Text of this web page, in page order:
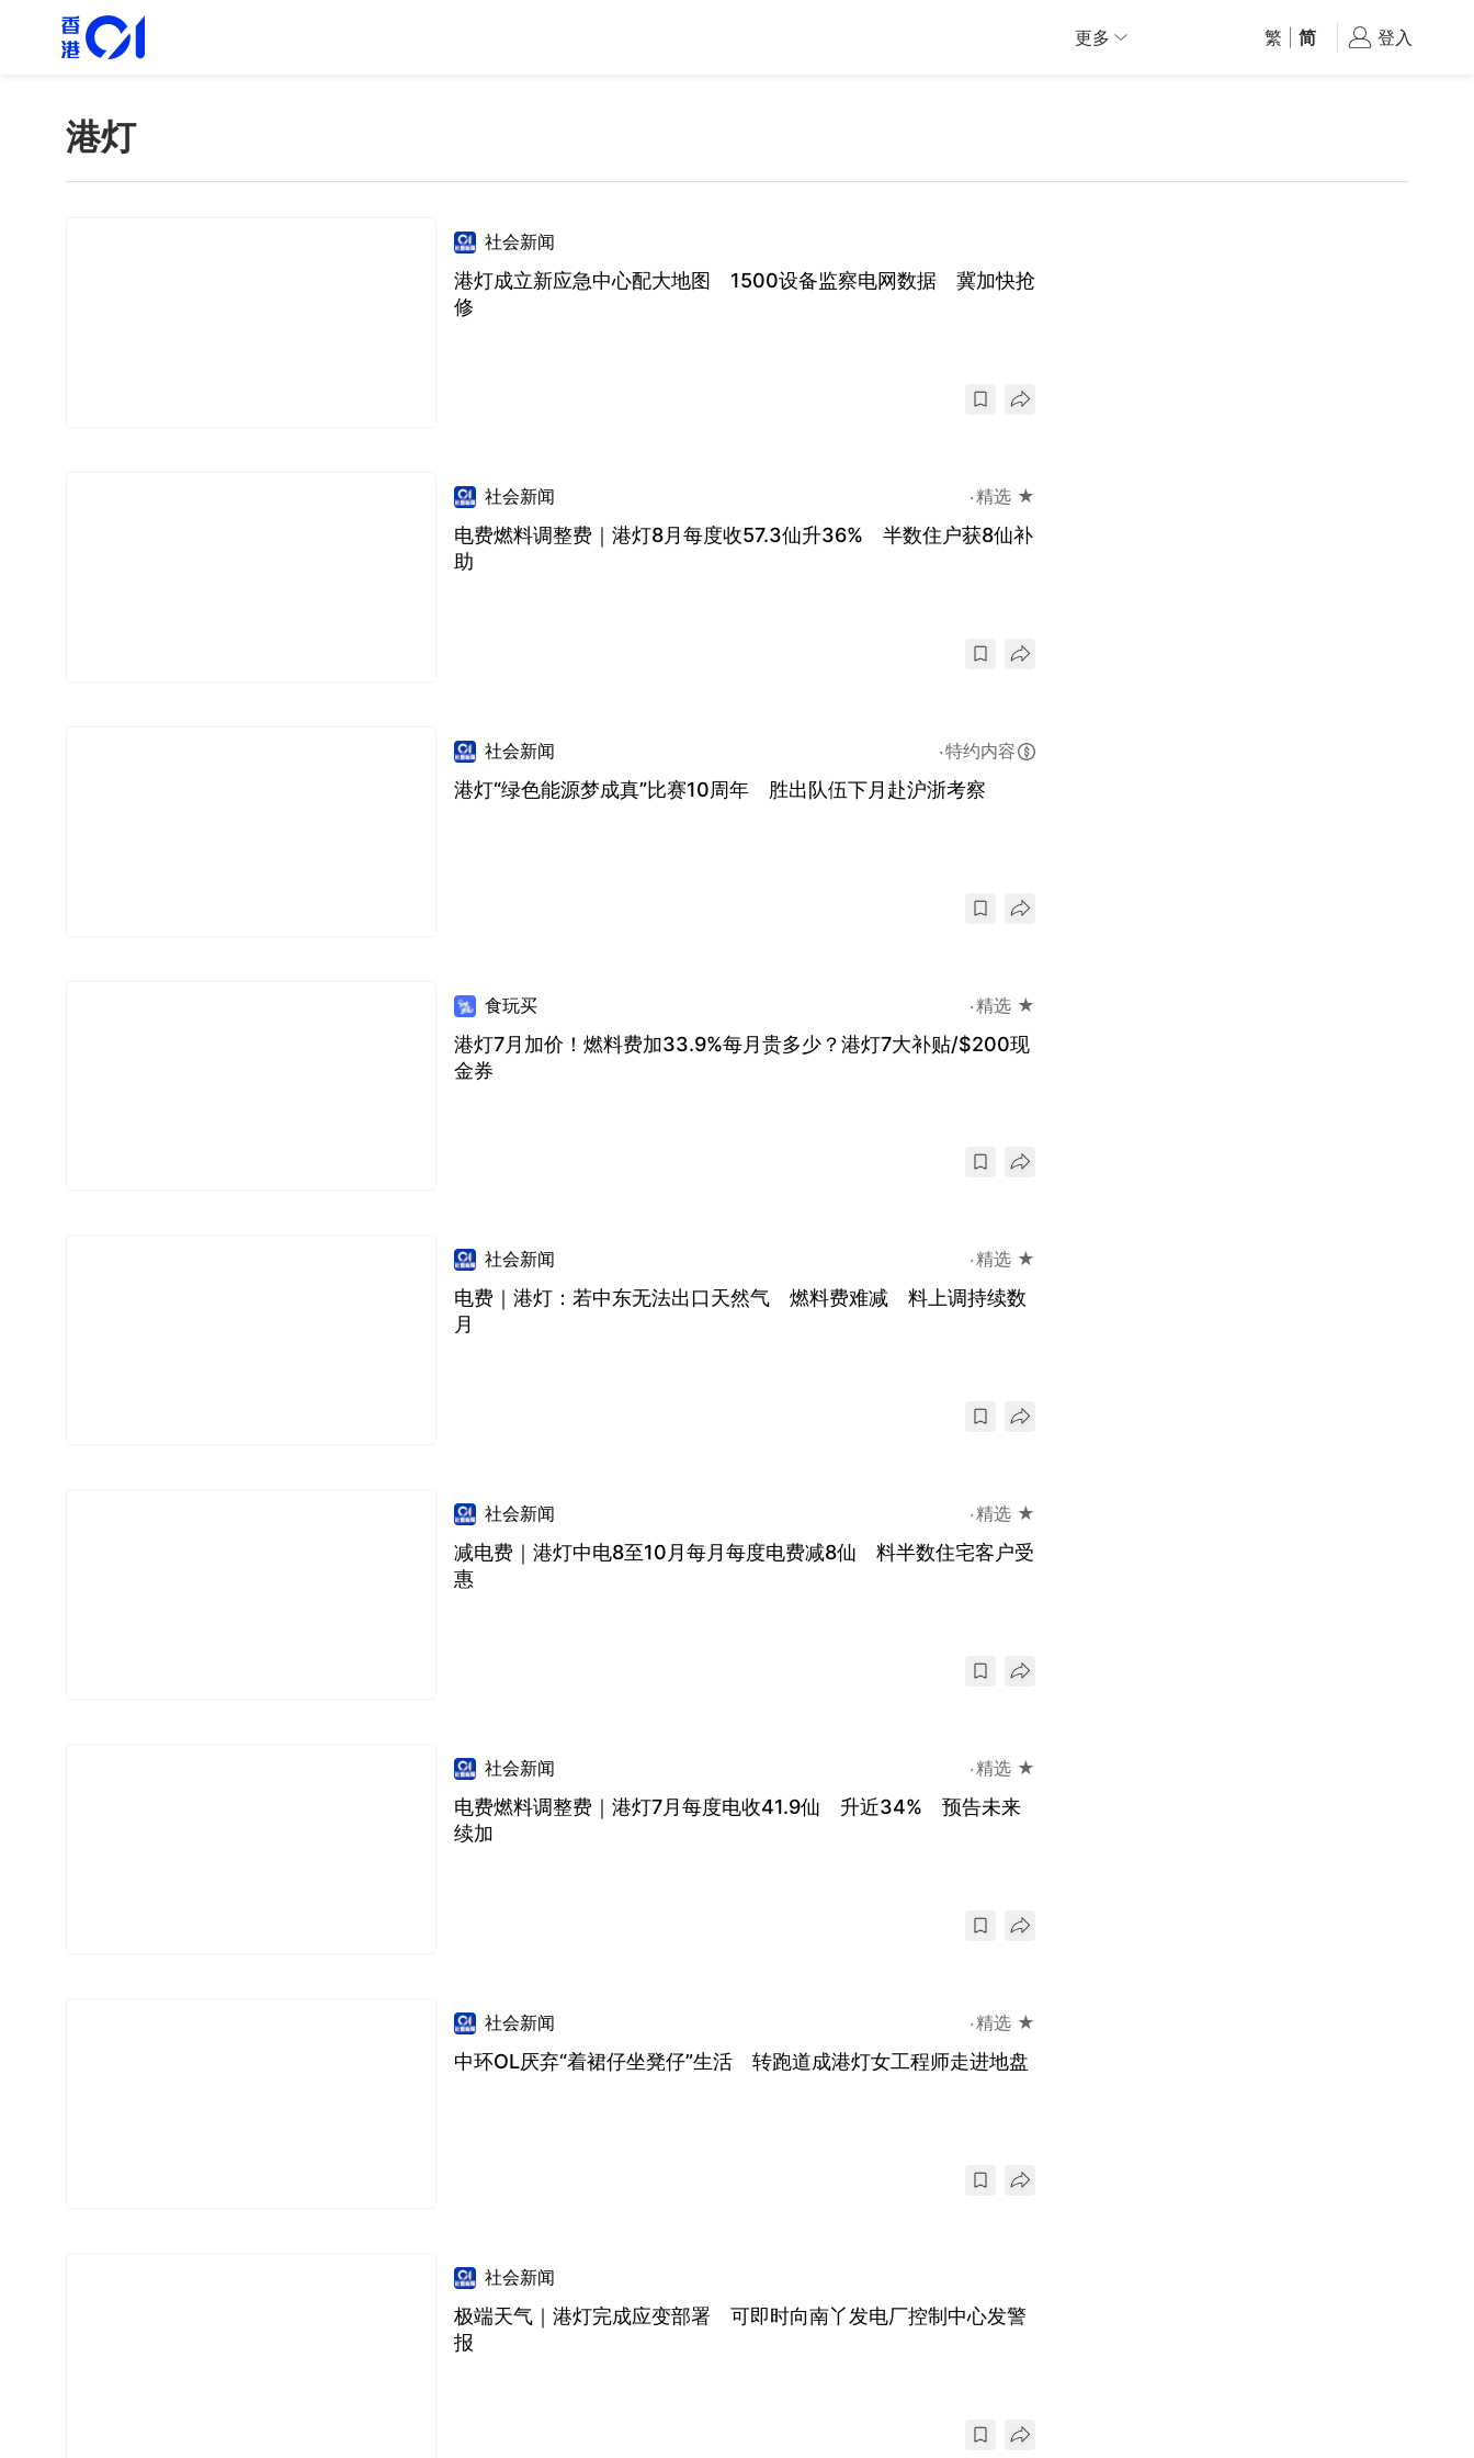
更多 繁 简 登入
港灯
社会新闻
港灯成立新应急中心配大地图 1500设备监察电网数据 冀加快抢
修
社会新闻 精选 ★
电费燃料调整费｜港灯8月每度收57.3仙升36% 半数住户获8仙补
助
社会新闻 特约内容
港灯“绿色能源梦成真”比赛10周年 胜出队伍下月赴沪浙考察
食玩买 精选 ★
港灯7月加价！燃料费加33.9%每月贵多少？港灯7大补贴/$200现
金券
社会新闻 精选 ★
电费｜港灯：若中东无法出口天然气 燃料费难减 料上调持续数
月
社会新闻 精选 ★
减电费｜港灯中电8至10月每月每度电费减8仙 料半数住宅客户受
惠
社会新闻 精选 ★
电费燃料调整费｜港灯7月每度电收41.9仙 升近34% 预告未来
续加
社会新闻 精选 ★
中环OL厌弃“着裙仔坐凳仔”生活 转跑道成港灯女工程师走进地盘
社会新闻
极端天气｜港灯完成应变部署 可即时向南丫发电厂控制中心发警
报